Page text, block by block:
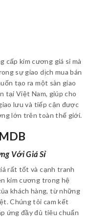
cấp kim cương giá sỉ mà
sự giao dịch mua bán
tạo ra một sàn giao
tại Việt Nam, giúp cho
lưu và tiếp cận được
lớn trên toàn thế giới.
Với Giá Sỉ
rất tốt và cạnh tranh
kim cương trong hệ
khách hàng, từ những
Chúng tôi cam kết
ứng đầy đủ tiêu chuẩn